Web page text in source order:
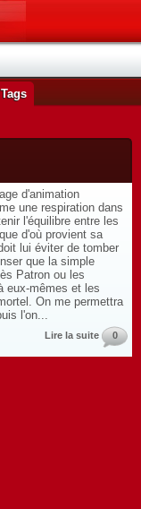
Tags
d'animation
une respiration dans
l'équilibre entre les
d'où provient sa
lui éviter de tomber
que la simple
Patron ou les
eux-mêmes et les
On me permettra
l'on...
Lire la suite 0